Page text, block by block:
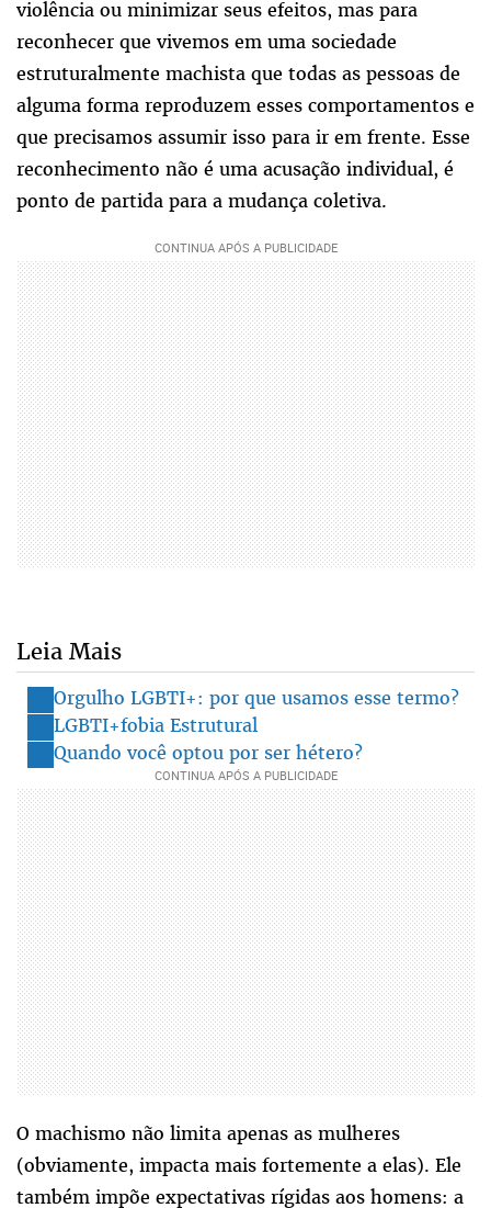
violência ou minimizar seus efeitos, mas para
reconhecer que vivemos em uma sociedade
estruturalmente machista que todas as pessoas de
alguma forma reproduzem esses comportamentos e
que precisamos assumir isso para ir em frente. Esse
reconhecimento não é uma acusação individual, é
ponto de partida para a mudança coletiva.
Leia Mais
Orgulho LGBTI+: por que usamos esse termo?
LGBTI+fobia Estrutural
Quando você optou por ser hétero?
O machismo não limita apenas as mulheres
(obviamente, impacta mais fortemente a elas). Ele
também impõe expectativas rígidas aos homens: a